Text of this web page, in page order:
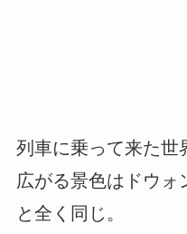
列車に乗って来た世
広がる景色はドウォ
と全く同じ。